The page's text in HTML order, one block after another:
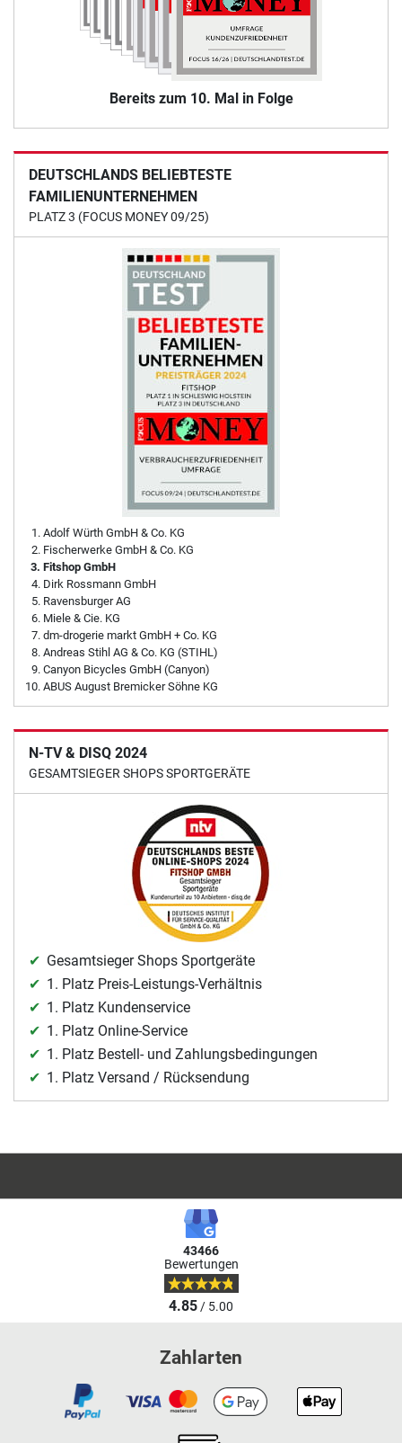
Bereits zum 10. Mal in Folge
DEUTSCHLANDS BELIEBTESTE
FAMILIENUNTERNEHMEN
PLATZ 3 (FOCUS MONEY 09/25)
Adolf Würth GmbH & Co. KG
Fischerwerke GmbH & Co. KG
Fitshop GmbH
Dirk Rossmann GmbH
Ravensburger AG
Miele & Cie. KG
dm-drogerie markt GmbH + Co. KG
Andreas Stihl AG & Co. KG (STIHL)
Canyon Bicycles GmbH (Canyon)
ABUS August Bremicker Söhne KG
N-TV & DISQ 2024
GESAMTSIEGER SHOPS SPORTGERÄTE
Gesamtsieger Shops Sportgeräte
1. Platz Preis-Leistungs-Verhältnis
1. Platz Kundenservice
1. Platz Online-Service
1. Platz Bestell- und Zahlungsbedingungen
1. Platz Versand / Rücksendung
43466
Bewertungen
4.85/ 5.00
Zahlarten